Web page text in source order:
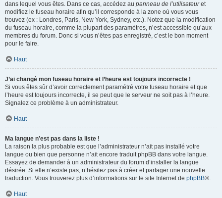
dans lequel vous êtes. Dans ce cas, accédez au panneau de l’utilisateuret
modifiez le fuseau horaire afin qu’il corresponde à la zone où vous vous
trouvez (ex : Londres, Paris, New York, Sydney, etc.). Notez que la modification
du fuseau horaire, comme la plupart des paramètres, n’est accessible qu’aux
membres du forum. Donc si vous n’êtes pas enregistré, c’est le bon moment
pour le faire.
Haut
J’ai changé mon fuseau horaire et l’heure est toujours incorrecte !
Si vous êtes sûr d’avoir correctement paramétré votre fuseau horaire et que
l’heure est toujours incorrecte, il se peut que le serveur ne soit pas à l’heure.
Signalez ce problème à un administrateur.
Haut
Ma langue n’est pas dans la liste !
La raison la plus probable est que l’administrateur n’ait pas installé votre
langue ou bien que personne n’ait encore traduit phpBB dans votre langue.
Essayez de demander à un administrateur du forum d’installer la langue
désirée. Si elle n’existe pas, n’hésitez pas à créer et partager une nouvelle
traduction. Vous trouverez plus d’informations sur le site Internet de phpBB®.
Haut